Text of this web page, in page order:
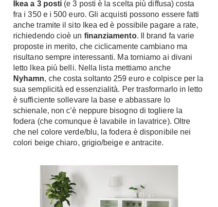
Armadi Angolo
I consigli sugli armadi
Camerette
Camerette Ragazzi
Camerette Bambini
Letti a Castello
Per Neonati
Lettini
Materassi
Memory Foam
Reti Letto
Cuscini
Maniglie
Finestre
Finestre Pvc
Finestre Alluminio
Finestre Legno
Persiane
Scale
A Chiocciola
Scale Interni
Rivestimenti
Ceramica
Ikea a 3 posti (e 3 posti è la scelta più diffusa) costa
fra i 350 e i 500 euro. Gli acquisti possono essere fatti
anche tramite il sito Ikea ed è possibile pagare a rate,
richiedendo cioè un finanziamento. Il brand fa varie
proposte in merito, che ciclicamente cambiano ma
risultano sempre interessanti. Ma torniamo ai divani
letto Ikea più belli. Nella lista mettiamo anche
Nyhamn, che costa soltanto 259 euro e colpisce per la
sua semplicità ed essenzialità. Per trasformarlo in letto
è sufficiente sollevare la base e abbassare lo
schienale, non c’è neppure bisogno di togliere la
fodera (che comunque è lavabile in lavatrice). Oltre
che nel colore verde/blu, la fodera è disponibile nei
colori beige chiaro, grigio/beige e antracite.